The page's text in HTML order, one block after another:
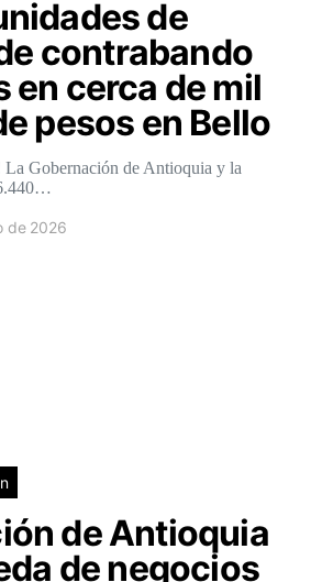
de
contrabando
en cerca de mil
pesos en Bello
La Gobernación de Antioquia y la
de 2026
de Antioquia
de negocios